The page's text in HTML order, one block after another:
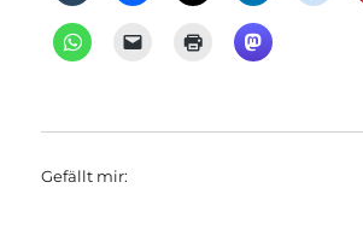
Gefällt mir: